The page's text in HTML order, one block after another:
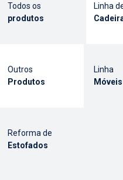
Todos os
produtos
Linha
Outros
Produtos
Linha
Reforma de
Estofados